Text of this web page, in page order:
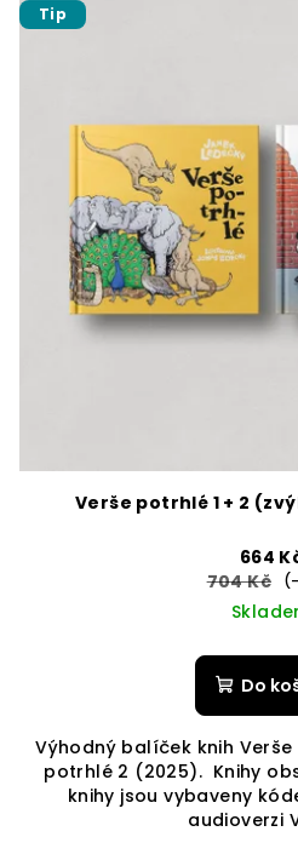
Tip
Verše potrhlé 1 + 2
664
704 Kč
Do
Výhodný balíček knih
potrhlé 2 (2025). Knihy
knihy jsou vybaveny
audioverzi